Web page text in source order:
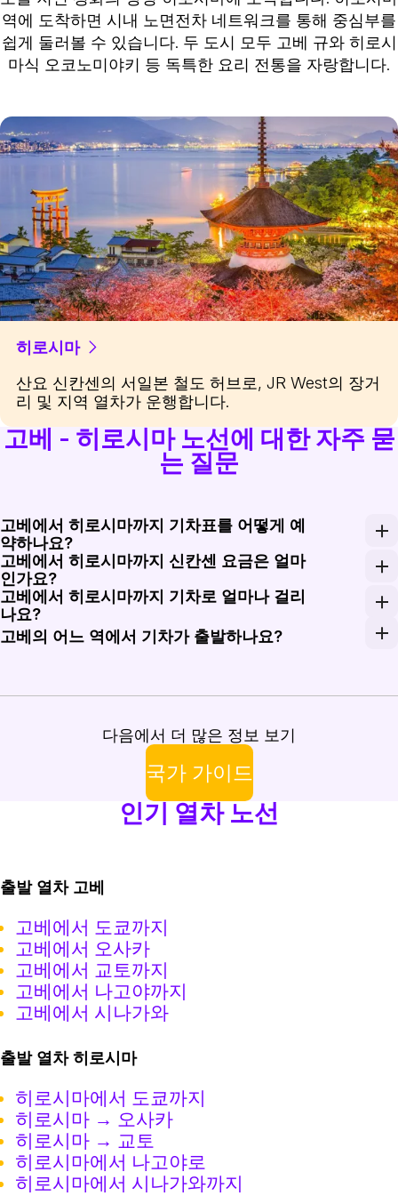
역에 도착하면 시내 노면전차 네트워크를 통해 중심부를
쉽게 둘러볼 수 있습니다. 두 도시 모두 고베 규와 히로시
마식 오코노미야키 등 독특한 요리 전통을 자랑합니다.
히로시마
산요 신칸센의 서일본 철도 허브로, JR West의 장거
리 및 지역 열차가 운행합니다.
고베 - 히로시마 노선에 대한 자주 묻
는 질문
고베에서 히로시마까지 기차표를 어떻게 예
약하나요?
Rail Monsters를 통해 온라인으로 예약하거나 iOS 및
고베에서 히로시마까지 신칸센 요금은 얼마
인가요?
신고베에서 히로시마까지 노조미 지정석 기준 편도 티
고베에서 히로시마까지 기차로 얼마나 걸리
나요?
산요 신칸센은 최고 시속 300km로 달립니다. 신고베에
고베의 어느 역에서 기차가 출발하나요?
다음에서 더 많은 정보 보기
국가 가이드
인기 열차 노선
출발 열차 고베
고베에서 도쿄까지
고베에서 오사카
고베에서 교토까지
고베에서 나고야까지
고베에서 시나가와
출발 열차 히로시마
히로시마에서 도쿄까지
히로시마 → 오사카
히로시마 → 교토
히로시마에서 나고야로
히로시마에서 시나가와까지